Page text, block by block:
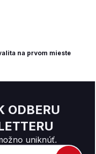
na prvom mieste
ODBERU
uniknúť.